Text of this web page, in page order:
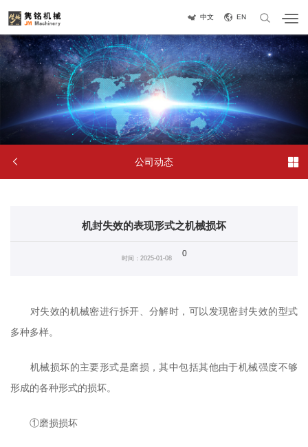
中文 EN
 公司动态 
机封失效的表现形式之机械损坏
时间：2025-01-08 0
对失效的机械密进行拆开、分解时，可以发现密封失效的型式
多种多样。
机械损坏的主要形式是磨损，其中包括其他由于机械强度不够
形成的各种形式的损坏。
①磨损损坏